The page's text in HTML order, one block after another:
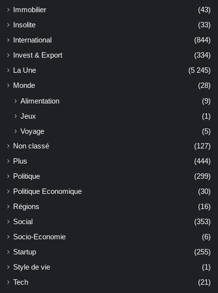
Immobilier
(43)
Insolite
(33)
International
(844)
Invest & Export
(334)
La Une
(5 245)
Monde
(28)
Alimentation
(9)
Jeux
(1)
Voyage
(5)
Non classé
(127)
Plus
(444)
Politique
(299)
Politique Economique
(30)
Régions
(16)
Social
(353)
Socio-Economie
(6)
Startup
(255)
Style de vie
(1)
Tech
(21)